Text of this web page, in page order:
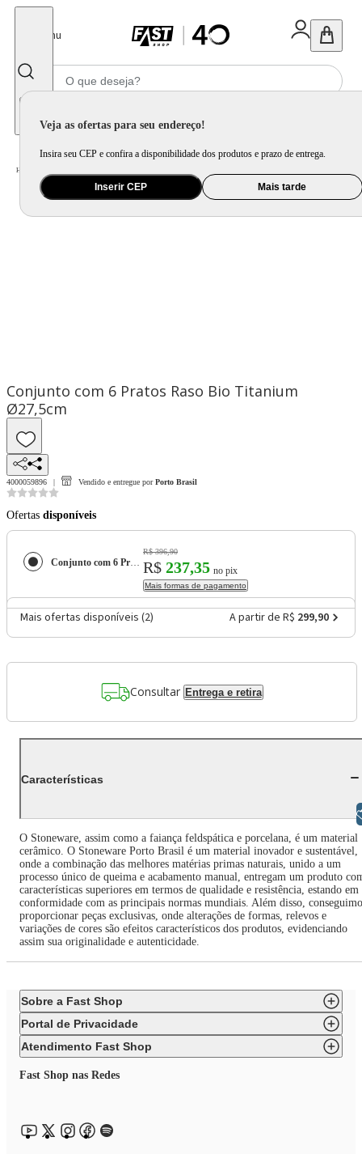
Menu
Veja as ofertas para seu endereço!
Insira seu CEP e confira a disponibilidade dos produtos e prazo de entrega.
Inserir CEP Mais tarde
Home
Conjunto com 6 Pratos Raso Bio Titanium
Ø27,5cm
4000059896 Vendido e entregue por Porto Brasil
Ofertas disponíveis
Conjunto com 6 Pratos Raso Bio Titanium Ø27,5cm
R$ 396,90
R$ 237,35 no pix
Mais formas de pagamento
Mais ofertas disponíveis (2) A partir de R$ 299,90
Consultar Entrega e retira
Características
O Stoneware, assim como a faiança feldspática e porcelana, é um material
cerâmico. O Stoneware Porto Brasil é um material inovador e sustentável,
onde a combinação das melhores matérias primas naturais, unido a um
processo único de queima e acabamento manual, entregam um produto
características superiores em termos de qualidade e resistência, estando em
conformidade com as principais normas mundiais. Além disso,
proporcionar peças exclusivas, onde alterações de formas, relevos e
variações de cores são efeitos característicos dos produtos, evidenciando
assim sua originalidade e autenticidade.
Sobre a Fast Shop
Portal de Privacidade
Atendimento Fast Shop
Fast Shop nas Redes